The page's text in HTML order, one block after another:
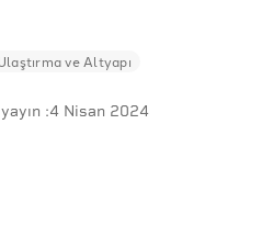
ve Altyapı
:4 Nisan 2024